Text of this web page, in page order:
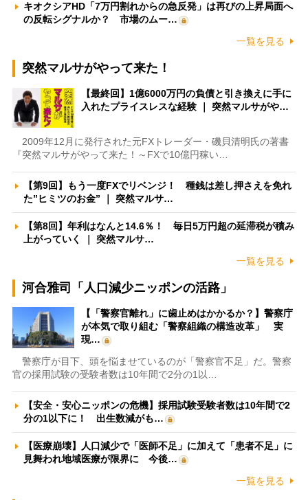
キオクシアHD「7万円割れからの急反発」は再びの上昇局面へ
の反転シグナルか？ 市場のムー…
一覧を見る
突然マルサがやって来た！
【最終回】1億6000万円の負債と引き換えに手に
入れたプライスレスな経験 ｜ 突然マルサがや…
2009年12月に発行された元FXトレーダー・磯貝清明氏の著書
『突然マルサがやって来た！～FXで10億円稼い…
【第9回】もう一度FXでリベンジ！ 種銭は差し押さえを免れ
た”ヒミツのお金” ｜ 突然マルサ…
【第8回】年利はなんと14.6％！ 毎日5万円超の延滞税が積み
上がっていく ｜ 突然マルサ…
一覧を見る
河合雅司「人口減少ニッポンの活路」
【「警察官離れ」に歯止めはかかるか？】警察庁
が本気で取り組む「警察組織の構造改革」 実
現…
警察庁が目下、頭を悩ませているのが「警察官不足」だ。警察
官の採用試験の受験者数は10年間で2分の1以…
【安全・安心ニッポンの危機】採用試験受験者数は10年間で2
分の1以下に！ 出生数減がも…
【医療崩壊】人口減少で「医師不足」に加えて「患者不足」に
見舞われ地域医療が限界に 今後…
一覧を見る